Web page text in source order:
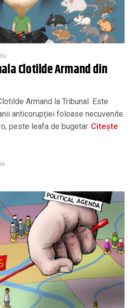
Clotilde Armand din
Armand la Tribunal. Este
anticorupției foloase necuvenite.
peste leafa de bugetar. Citește